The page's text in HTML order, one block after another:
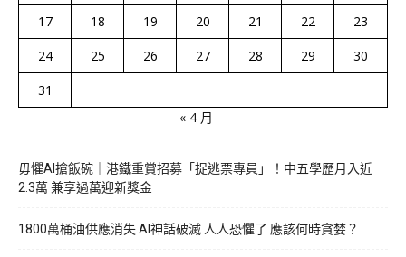
17
18 19 20 21 22
23
24
25 26 27 28 29
30
31
« 4 月
毋懼AI搶飯碗｜港鐵重賞招募「捉逃票專員」！中五學歷月入近
2.3萬 兼享過萬迎新獎金
1800萬桶油供應消失 AI神話破滅 人人恐懼了 應該何時貪婪？